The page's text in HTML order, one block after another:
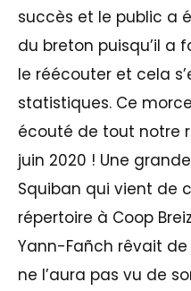
succès et le public a
du breton puisqu’il a
le réécouter et cela
statistiques. Ce
écouté de tout notre
juin 2020 ! Une
Squiban qui vient de
répertoire à Coop
Yann-Fañch rêvait de
ne l’aura pas vu de